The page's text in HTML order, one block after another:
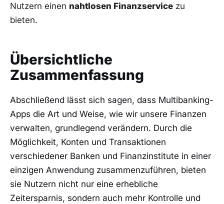
Nutzern einen nahtlosen Finanzservice zu
bieten.
Übersichtliche
Zusammenfassung
Abschließend lässt sich sagen, dass Multibanking-
Apps die Art und Weise, wie wir unsere Finanzen
verwalten, grundlegend verändern. Durch die
Möglichkeit, Konten und Transaktionen
verschiedener Banken und Finanzinstitute in einer
einzigen Anwendung zusammenzuführen, bieten
sie Nutzern nicht nur eine erhebliche
Zeitersparnis, sondern auch mehr Kontrolle und